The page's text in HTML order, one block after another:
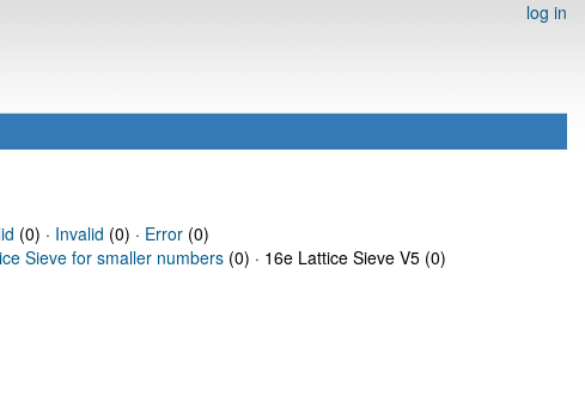
log in
(0) · Invalid (0) · Error(0)
Sieve for smaller numbers (0) · 16e Lattice Sieve V5 (0)